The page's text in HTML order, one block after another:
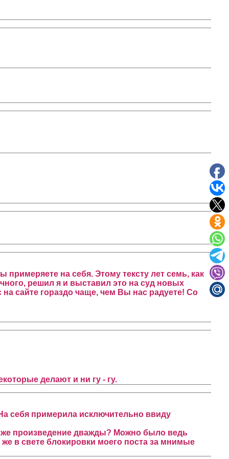
на себя. Этому тексту лет семь, как
решил я и выставил это на суд новых
сайте гораздо чаще, чем Вы нас радуете! Со
делают и ни гу - гу.
себя примерила исключительно ввиду
же произведение дважды? Можно было ведь
в свете блокировки моего поста за мнимые